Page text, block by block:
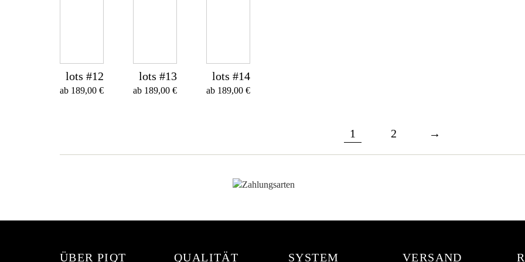
lots #12
ab 189,00 €
lots #13
ab 189,00 €
lots #14
ab 189,00 €
1 2 →
ÜBER PIQT QUALITÄT SYSTEM VERSAND